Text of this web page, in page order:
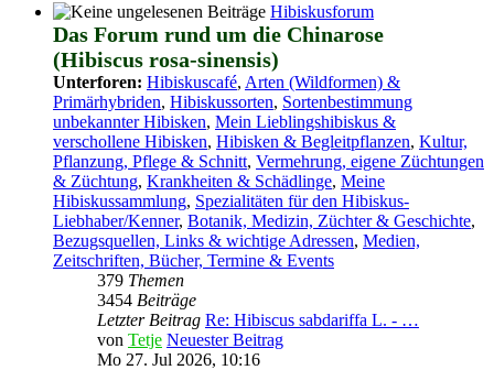
Hibiskusforum
Das Forum rund um die Chinarose
(Hibiscus rosa-sinensis)
Unterforen: Hibiskuscafé, Arten (Wildformen) &
Primärhybriden, Hibiskussorten, Sortenbestimmung
unbekannter Hibisken, Mein Lieblingshibiskus &
verschollene Hibisken, Hibisken & Begleitpflanzen, Kultur,
Pflanzung, Pflege & Schnitt, Vermehrung, eigene Züchtungen
& Züchtung, Krankheiten & Schädlinge, Meine
Hibiskussammlung, Spezialitäten für den Hibiskus-
Liebhaber/Kenner, Botanik, Medizin, Züchter & Geschichte,
Bezugsquellen, Links & wichtige Adressen, Medien,
Zeitschriften, Bücher, Termine & Events
379 Themen
3454 Beiträge
Letzter Beitrag Re: Hibiscus sabdariffa L. - …
von Tetje Neuester Beitrag
Mo 27. Jul 2026, 10:16